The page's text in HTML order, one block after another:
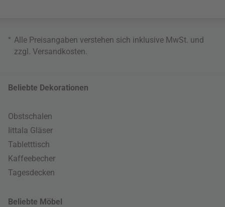
* Alle Preisangaben verstehen sich inklusive MwSt. und
zzgl. Versandkosten
Beliebte Dekorationen
Obstschalen
Iittala Gläser
Tabletttisch
Kaffeebecher
Tagesdecken
Beliebte Möbel